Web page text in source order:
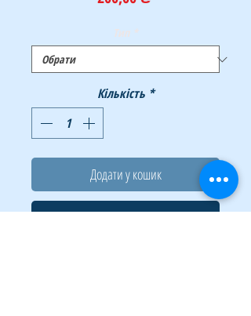
Тип *
Кількість *
Додати у кошик
Купити